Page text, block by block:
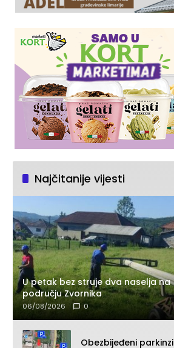
Najčitanije vijesti
U petak bez struje dva naselja na
području Zvornika
06/08/2026 0
Obezbijeđeni parkinzi